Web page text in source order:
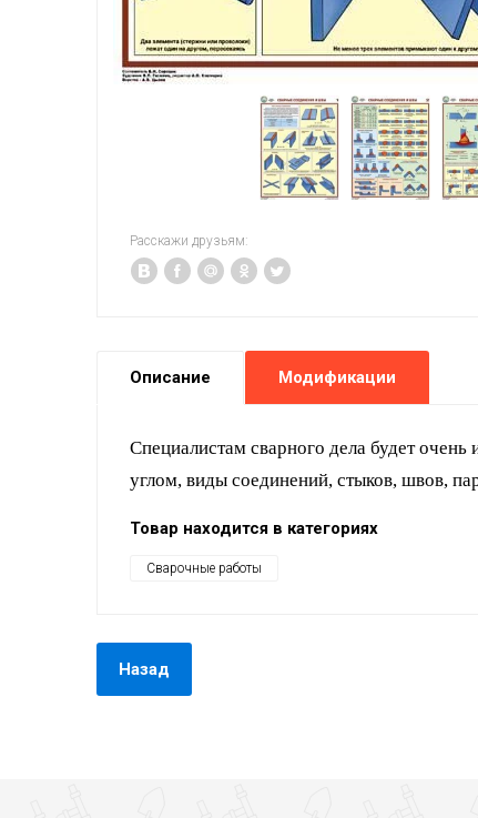
Расскажи друзьям:
Описание Модификации
Специалистам сварного дела будет
углом, виды соединений, стыков, швов,
Товар находится в категориях
Сварочные работы
Назад